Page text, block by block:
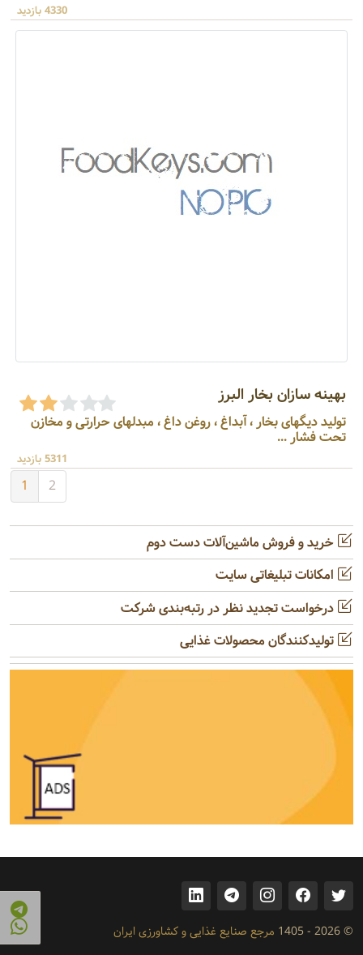
4330 بازدید
بهینه سازان بخار البرز
تولید دیگهای بخار ، آبداغ ، روغن داغ ، مبدلهای حرارتی و مخازن
تحت فشار ...
5311 بازدید
1 2
خرید و فروش ماشین‌آلات دست دوم
امکانات تبلیغاتی سایت
درخواست تجدید نظر در رتبه‌بندی شرکت
تولیدکنندگان محصولات غذایی
© 2026 - 1405 مرجع صنایع غذایی و کشاورزی ایران